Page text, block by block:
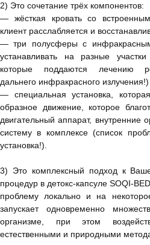
2) Это сочетание трёх компонентов:
— жёсткая кровать со
клиент расслабляется и
— три полусферы с
устанавливать на разные
которые поддаются лечению
дальнего инфракрасного излучения!)
— специальная установка,
образное движение, которое
двигательный аппарат, внутренние
систему в комплексе (список
установка!).
3) Это комплексный подход к
процедур в детокс-капсуле SOQI-
проблему локально и на
запускает одновременно
организме, при этом
естественными и природными